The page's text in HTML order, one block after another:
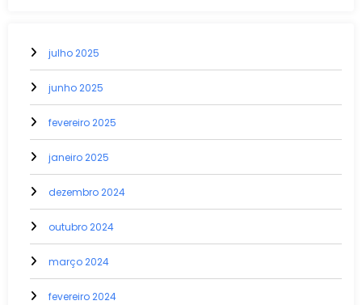
julho 2025
junho 2025
fevereiro 2025
janeiro 2025
dezembro 2024
outubro 2024
março 2024
fevereiro 2024